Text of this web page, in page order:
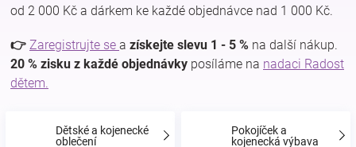
a
od 2 000 Kč a dárkem ke každé objednávce nad 1 000 Kč.
👉 Zaregistrujte se a získejte slevu 1 - 5 % na další nákup.
20 % zisku z každé objednávky posíláme na nadaci Radost
dětem.
Dětské a kojenecké
oblečení
Pokojíček a
kojenecká výbava